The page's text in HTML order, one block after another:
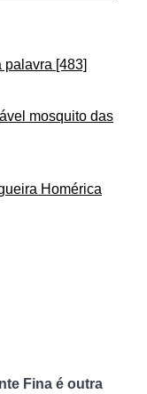
palavra [483]
mosquito das
Homérica
Fina é outra